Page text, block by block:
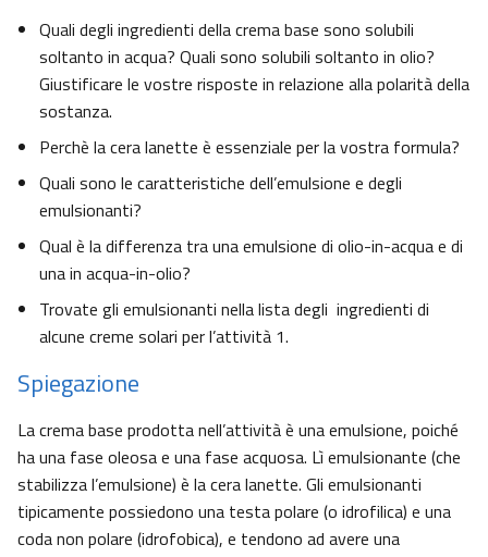
Quali degli ingredienti della crema base sono solubili
soltanto in acqua? Quali sono solubili soltanto in olio?
Giustificare le vostre risposte in relazione alla polarità della
sostanza.
Perchè la cera lanette è essenziale per la vostra formula?
Quali sono le caratteristiche dell’emulsione e degli
emulsionanti?
Qual è la differenza tra una emulsione di olio-in-acqua e di
una in acqua-in-olio?
Trovate gli emulsionanti nella lista degli ingredienti di
alcune creme solari per l’attività 1.
Spiegazione
La crema base prodotta nell’attività è una emulsione, poiché
ha una fase oleosa e una fase acquosa. Lì emulsionante (che
stabilizza l’emulsione) è la cera lanette. Gli emulsionanti
tipicamente possiedono una testa polare (o idrofilica) e una
coda non polare (idrofobica), e tendono ad avere una